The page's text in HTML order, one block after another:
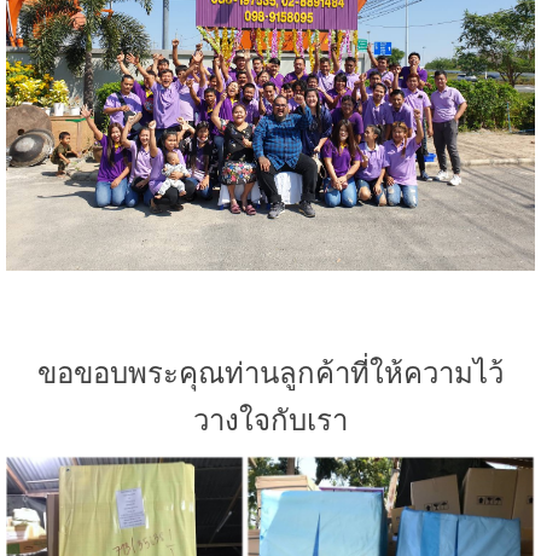
ขอขอบพระคุณท่านลูกค้าที่ให้ความไว้
วางใจกับเรา